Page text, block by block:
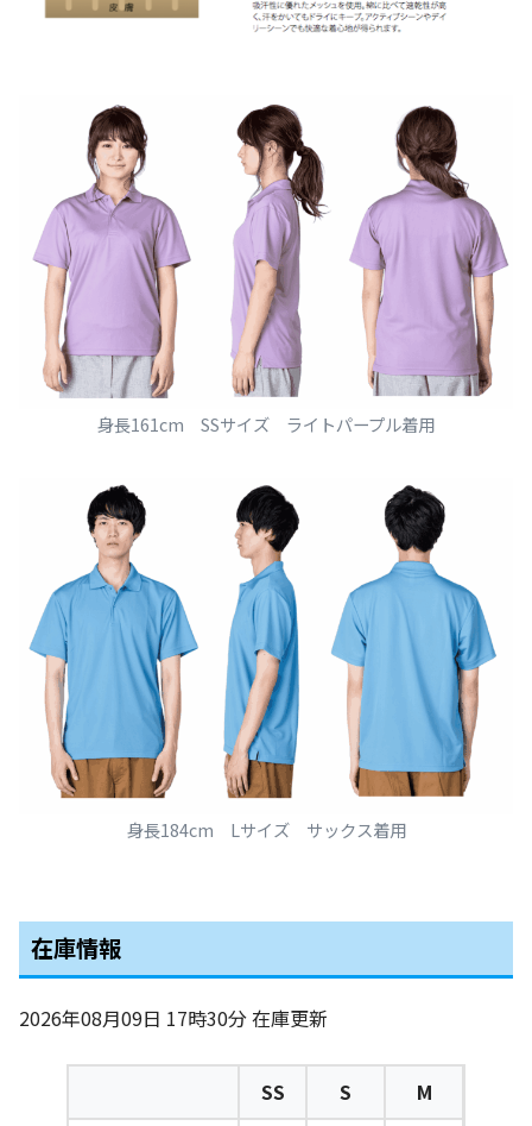
身長161cm SSサイズ ライトパープル着用
身長184cm Lサイズ サックス着用
在庫情報
2026年08月09日 17時30分在庫更新
SS S M